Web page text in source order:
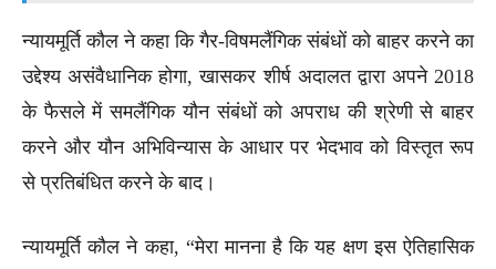
न्यायमूर्ति कौल ने कहा कि गैर-विषमलैंगिक संबंधों को बाहर करने का
उद्देश्य असंवैधानिक होगा, खासकर शीर्ष अदालत द्वारा अपने 2018
के फैसले में समलैंगिक यौन संबंधों को अपराध की श्रेणी से बाहर
करने और यौन अभिविन्यास के आधार पर भेदभाव को विस्तृत रूप
से प्रतिबंधित करने के बाद।
न्यायमूर्ति कौल ने कहा, “मेरा मानना है कि यह क्षण इस ऐतिहासिक